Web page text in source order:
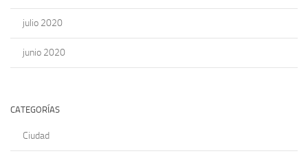
julio 2020
junio 2020
CATEGORÍAS
Ciudad